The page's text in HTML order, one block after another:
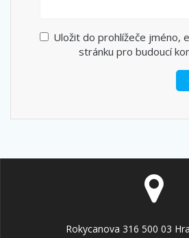
Uložit do prohlížeče jméno,
stránku pro budoucí
Rokycanova 316 500 03